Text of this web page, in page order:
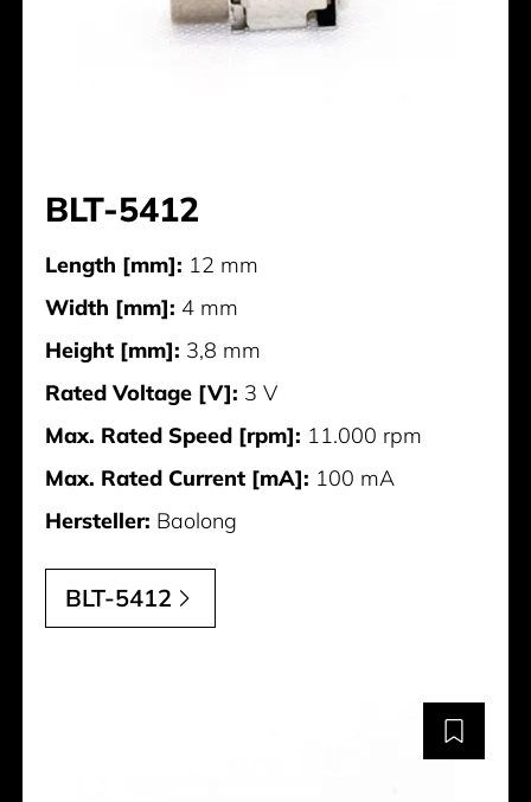
BLT-5412
Length [mm]: 12 mm
Width [mm]: 4 mm
Height [mm]: 3,8 mm
Rated Voltage [V]: 3 V
Max. Rated Speed [rpm]: 11.000 rpm
Max. Rated Current [mA]: 100 mA
Hersteller: Baolong
BLT-5412